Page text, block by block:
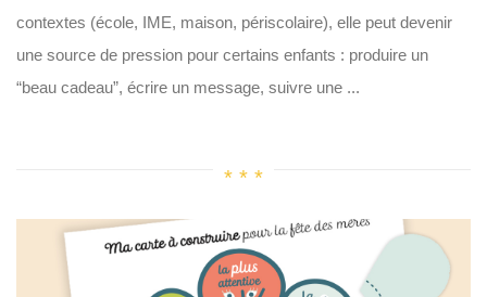
contextes (école, IME, maison, périscolaire), elle peut devenir
une source de pression pour certains enfants : produire un
“beau cadeau”, écrire un message, suivre une ...